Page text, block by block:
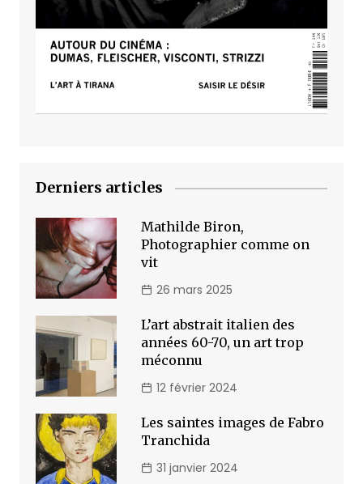
Derniers articles
Mathilde Biron,
Photographier comme on
vit
26 mars 2025
L’art abstrait italien des
années 60-70, un art trop
méconnu
12 février 2024
Les saintes images de Fabro
Tranchida
31 janvier 2024